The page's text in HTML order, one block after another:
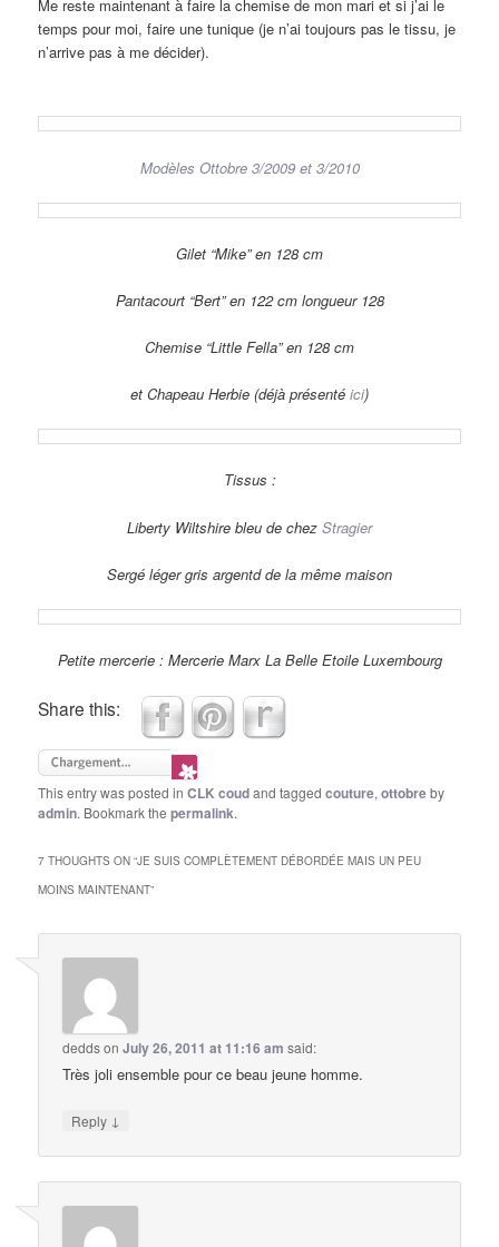
Me reste maintenant à faire la chemise de mon mari et si j’ai le
temps pour moi, faire une tunique (je n’ai toujours pas le tissu, je
n’arrive pas à me décider).
Modèles Ottobre 3/2009 et 3/2010
Gilet “Mike” en 128 cm
Pantacourt “Bert” en 122 cm longueur 128
Chemise “Little Fella” en 128 cm
et Chapeau Herbie (déjà présenté ici)
Tissus :
Liberty Wiltshire bleu de chez Stragier
Sergé léger gris argentd de la même maison
Petite mercerie : Mercerie Marx La Belle Etoile Luxembourg
Share this:
This entry was posted inCLK coudand taggedcouture,ottobreby
admin. Bookmark thepermalink.
7 THOUGHTS ON “JE SUIS COMPLÈTEMENT DÉBORDÉE MAIS UN PEU
MOINS MAINTENANT”
deddsonJuly 26, 2011 at 11:16 am said:
Très joli ensemble pour ce beau jeune homme.
Reply ↓